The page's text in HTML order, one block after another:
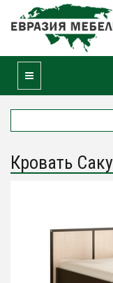
Toggle Navigation
Кровать